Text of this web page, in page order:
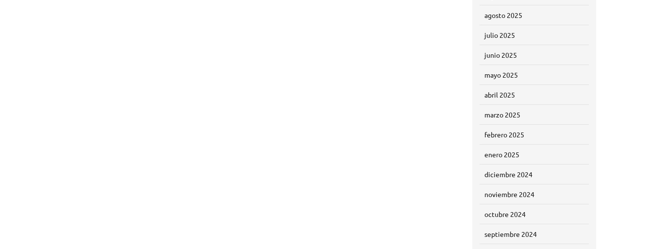
agosto 2025
julio 2025
junio 2025
mayo 2025
abril 2025
marzo 2025
febrero 2025
enero 2025
diciembre 2024
noviembre 2024
octubre 2024
septiembre 2024